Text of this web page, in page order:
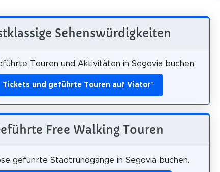
Sehenswürdigkeiten
Touren und Aktivitäten in Segovia buchen.
Tickets und geführte Touren auf Viator*
Free Walking Touren
geführte Stadtrundgänge in Segovia buchen.